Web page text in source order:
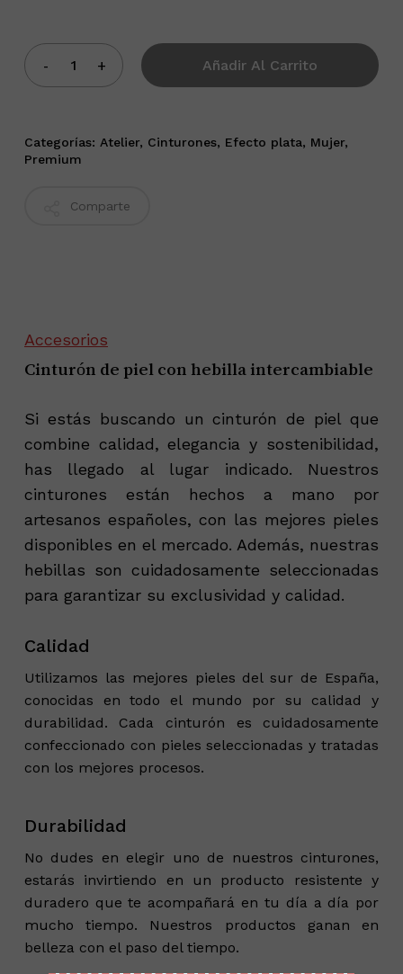
Añadir Al Carrito
Categorías: Atelier, Cinturones, Efecto plata, Mujer,
Premium
Comparte
Accesorios
Cinturón de piel con hebilla intercambiable
Si estás buscando un cinturón de piel que
combine calidad, elegancia y sostenibilidad,
has llegado al lugar indicado. Nuestros
cinturones están hechos a mano por
artesanos españoles, con las mejores pieles
disponibles en el mercado. Además, nuestras
hebillas son cuidadosamente seleccionadas
para garantizar su exclusividad y calidad.
Calidad
Utilizamos las mejores pieles del sur de España,
conocidas en todo el mundo por su calidad y
durabilidad. Cada cinturón es cuidadosamente
confeccionado con pieles seleccionadas y tratadas
con los mejores procesos.
Durabilidad
No dudes en elegir uno de nuestros cinturones,
estarás invirtiendo en un producto resistente y
duradero que te acompañará en tu día a día por
mucho tiempo. Nuestros productos ganan en
belleza con el paso del tiempo.